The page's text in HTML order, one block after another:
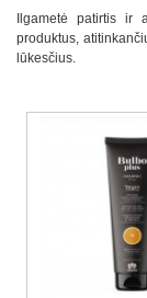
Ilgametė patirtis ir
produktus,
lūkesčius.